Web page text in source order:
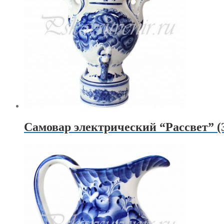
Самовар электрический “Рассвет”